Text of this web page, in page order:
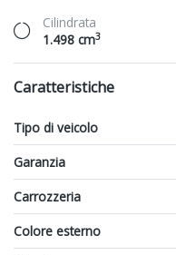
Cilindrata
1.498 cm3
Caratteristiche
Tipo di veicolo
Garanzia
Carrozzeria
Colore esterno